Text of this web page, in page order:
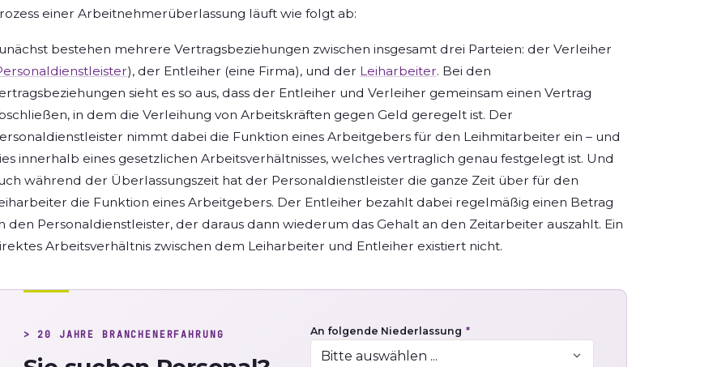
einer Arbeitnehmerüberlassung läuft wie folgt ab:
bestehen mehrere Vertragsbeziehungen zwischen insgesamt drei Parteien: der Verleiher
), der Entleiher (eine Firma), und der Leiharbeiter. Bei den
sieht es so aus, dass der Entleiher und Verleiher gemeinsam einen Vertrag
in dem die Verleihung von Arbeitskräften gegen Geld geregelt ist. Der
nimmt dabei die Funktion eines Arbeitgebers für den Leihmitarbeiter ein – und
innerhalb eines gesetzlichen Arbeitsverhältnisses, welches vertraglich genau festgelegt ist. Und
während der Überlassungszeit hat der Personaldienstleister die ganze Zeit über für den
die Funktion eines Arbeitgebers. Der Entleiher bezahlt dabei regelmäßig einen Betrag
den Personaldienstleister, der daraus dann wiederum das Gehalt an den Zeitarbeiter auszahlt. Ein
Arbeitsverhältnis zwischen dem Leiharbeiter und Entleiher existiert nicht.
> 20 JAHRE BRANCHENERFAHRUNG An folgende Niederlassung *